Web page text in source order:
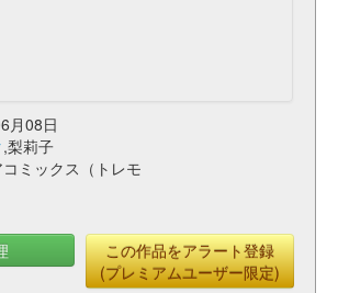
月08日
,梨莉子
ミックス（トレモ
この作品をアラート登録
(プレミアムユーザー限定)